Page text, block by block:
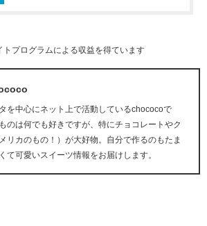
プログラムによる収益を得ています
を中心にネット上で活動しているchococoで
は何でも好きですが、特にチョコレートやク
リカのもの！）が大好物。自分で作るのもたま
て可愛いスイーツ情報をお届けします。